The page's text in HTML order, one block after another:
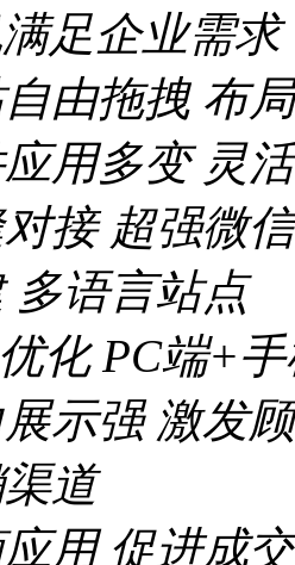
足企业需求
由拖拽 布
用多变 灵
接 超强微
多语言站点
化 PC端+
示强 激发
道
用 促进成交